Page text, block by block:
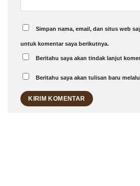
Simpan nama, email, dan situs web
untuk komentar saya berikutnya.
Beritahu saya akan tindak lanjut
Beritahu saya akan tulisan baru